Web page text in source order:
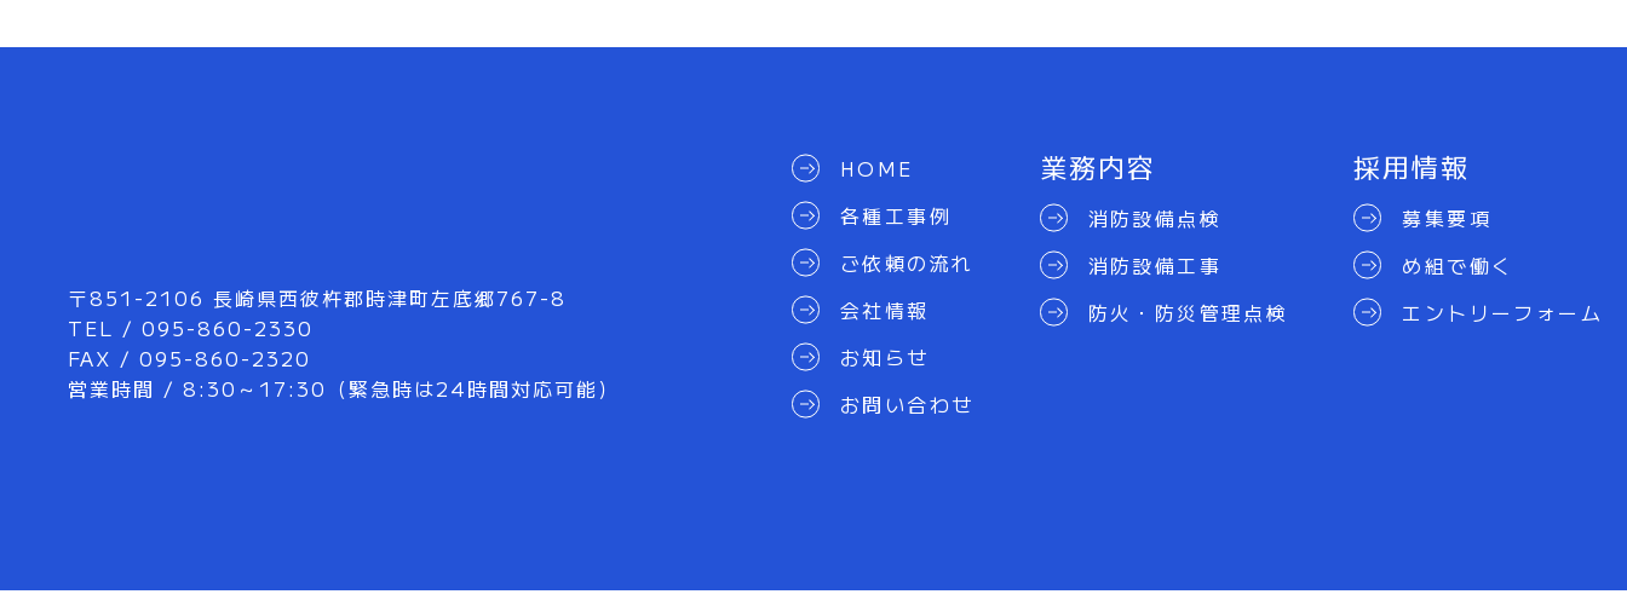
〒851-2106 長崎県西彼杵郡時津町左底郷767-8
TEL / 095-860-2330
FAX / 095-860-2320
営業時間 / 8:30～17:30（緊急時は24時間対応可能）
HOME
各種工事例
ご依頼の流れ
会社情報
お知らせ
お問い合わせ
業務内容
消防設備点検
消防設備工事
防火・防災管理点検
採用情報
募集要項
め組で働く
エントリーフォーム